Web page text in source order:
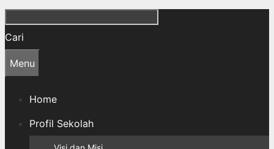
Cari
Menu
Home
Profil Sekolah